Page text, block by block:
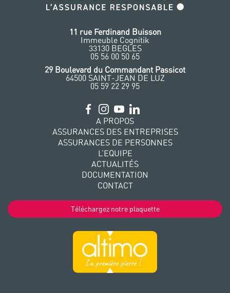
11 rue Ferdinand Buisson
Immeuble Cognitik
33130 BEGLES
‭05 56 00 50 65
‭29 Boulevard du Commandant Passicot
64500 SAINT-JEAN DE LUZ
05 59 22 29 95
A PROPOS
ASSURANCES DES ENTREPRISES
ASSURANCES DE PERSONNES
L’EQUIPE
ACTUALITÉS
DOCUMENTATION
CONTACT
Téléchargez notre plaquette